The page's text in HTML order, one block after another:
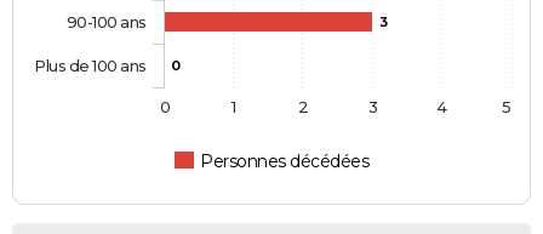
3
0
Personnes décédées
90-100 ans
Plus de 100 ans
0 1 2 3 4 5